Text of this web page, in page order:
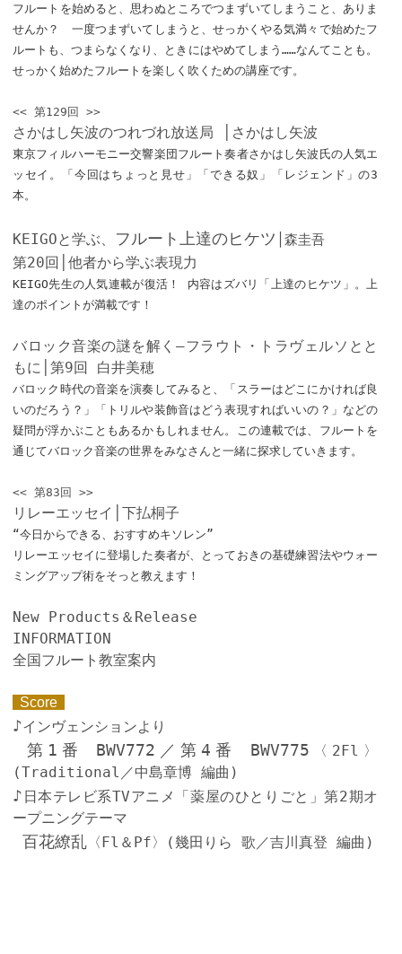
フルートを始めると、思わぬところでつまずいてしまうこと、ありま
せんか？ 一度つまずいてしまうと、せっかくやる気満々で始めたフ
ルートも、つまらなくなり、ときにはやめてしまう……なんてことも。
せっかく始めたフルートを楽しく吹くための講座です。
<< 第129回 >>
さかはし矢波のつれづれ放送局 │さかはし矢波
東京フィルハーモニー交響楽団フルート奏者さかはし矢波氏の人気エ
ッセイ。「今回はちょっと見せ」「できる奴」「レジェンド」の3
本。
KEIGOと学ぶ、 フルート上達のヒケツ │森圭吾
第20回│他者から学ぶ表現力
KEIGO先生の人気連載が復活！ 内容はズバリ「上達のヒケツ」。上
達のポイントが満載です！
バロック音楽の謎を解く—フラウト・トラヴェルソとと
もに│第9回 白井美穂
バロック時代の音楽を演奏してみると、「スラーはどこにかければ良
いのだろう？」「トリルや装飾音はどう表現すればいいの？」などの
疑問が浮かぶこともあるかもしれません。この連載では、フルートを
通じてバロック音楽の世界をみなさんと一緒に探求していきます。
<< 第83回 >>
リレーエッセイ│下払桐子
“今日からできる、おすすめキソレン”
リレーエッセイに登場した奏者が、とっておきの基礎練習法やウォー
ミングアップ術をそっと教えます！
New Products＆Release
INFORMATION
全国フルート教室案内
Score
♪インヴェンションより
第1番 BWV772／第4番 BWV775 〈2Fl〉
(Traditional／中島章博 編曲)
♪ 日本テレビ系TVアニメ「薬屋のひとりごと」第2期オ
ープニングテーマ
百花繚乱〈Fl＆Pf〉(幾田りら 歌／吉川真登 編曲)